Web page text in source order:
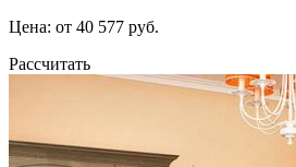
Цена: от 40 577 руб.
Рассчитать